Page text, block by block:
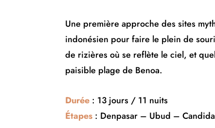
Une première approche des sites
indonésien pour faire le plein de
de rizières où se reflète le ciel, et
paisible plage de Benoa.
Durée : 13 jours / 11 nuits
Étapes : Denpasar – Ubud –